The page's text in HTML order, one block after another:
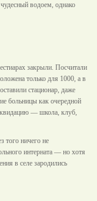
водоем, однако
закрыли. Посчитали
только для 1000, а в
стационар, даже
больницы как очередной
— школа, клуб,
того ничего не
интерната — но хотя
в селе зародились